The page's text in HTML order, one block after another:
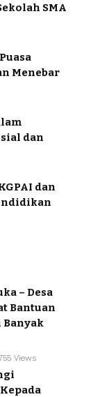
SMA
Menebar
dan
dan
– Desa
Bantuan
Views